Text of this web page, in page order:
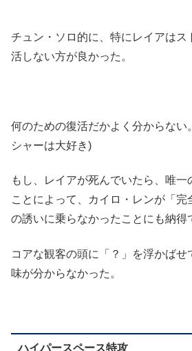
チュン・ソロ的に、特にレイアはス
活しない方が良かった。
何のための復活だかよく分からない
シャーは大好き)
もし、レイアが死んでいたら、唯一
ことによって、カイロ・レンが「完
の誘いに乗らなかったことにも納得
コアな観客の頭に「？」を浮かば
味が分からなかった。
ハイパースペース特攻